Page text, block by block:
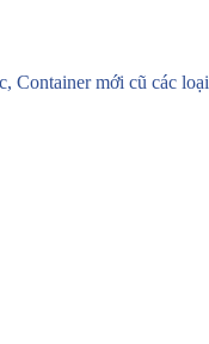
Container mới cũ các loại